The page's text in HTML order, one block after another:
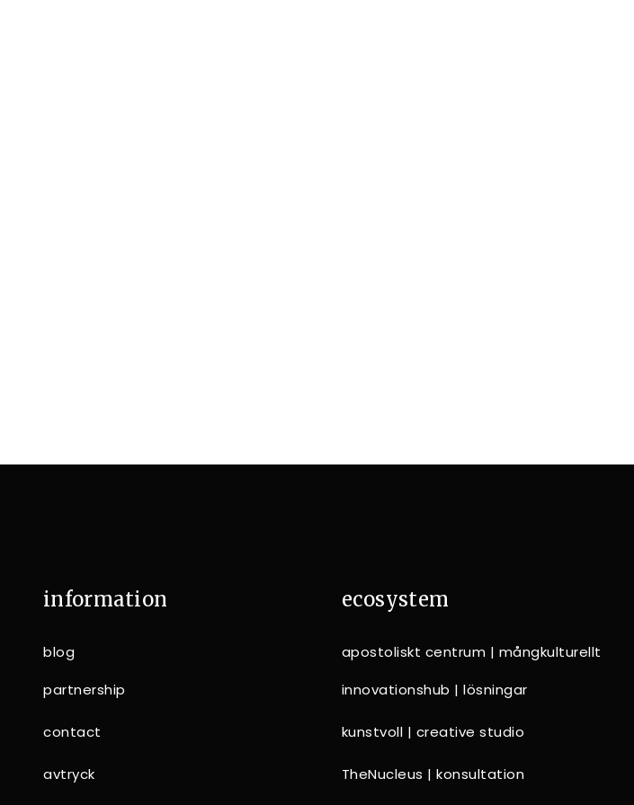
information
blog
partnership
contact
avtryck
ecosystem
apostoliskt centrum | mångkulturellt
innovationshub | lösningar
kunstvoll | creative studio
TheNucleus | konsultation